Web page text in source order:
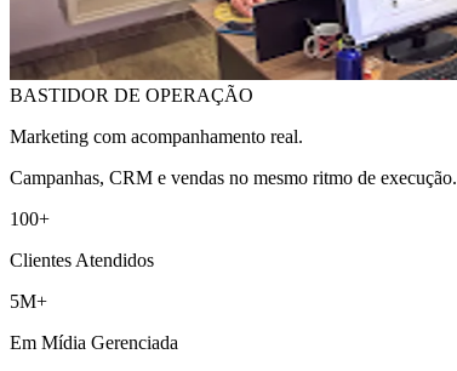
BASTIDOR DE OPERAÇÃO
Marketing com acompanhamento real.
Campanhas, CRM e vendas no mesmo ritmo de execução.
100+
Clientes Atendidos
5M+
Em Mídia Gerenciada